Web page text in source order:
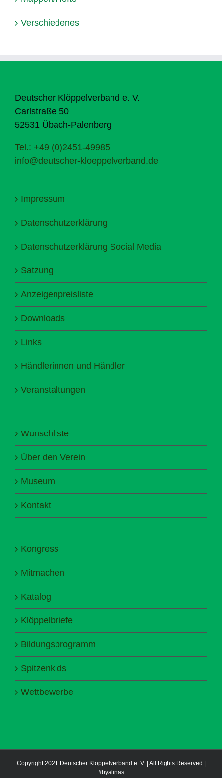
Verschiedenes
Deutscher Klöppelverband e. V.
Carlstraße 50
52531 Übach-Palenberg
Tel.: +49 (0)2451-49985
info@deutscher-kloeppelverband.de
Impressum
Datenschutzerklärung
Datenschutzerklärung Social Media
Satzung
Anzeigenpreisliste
Downloads
Links
Händlerinnen und Händler
Veranstaltungen
Wunschliste
Über den Verein
Museum
Kontakt
Kongress
Mitmachen
Katalog
Klöppelbriefe
Bildungsprogramm
Spitzenkids
Wettbewerbe
Copyright 2021 Deutscher Klöppelverband e. V. | All Rights Reserved |
#byalinas